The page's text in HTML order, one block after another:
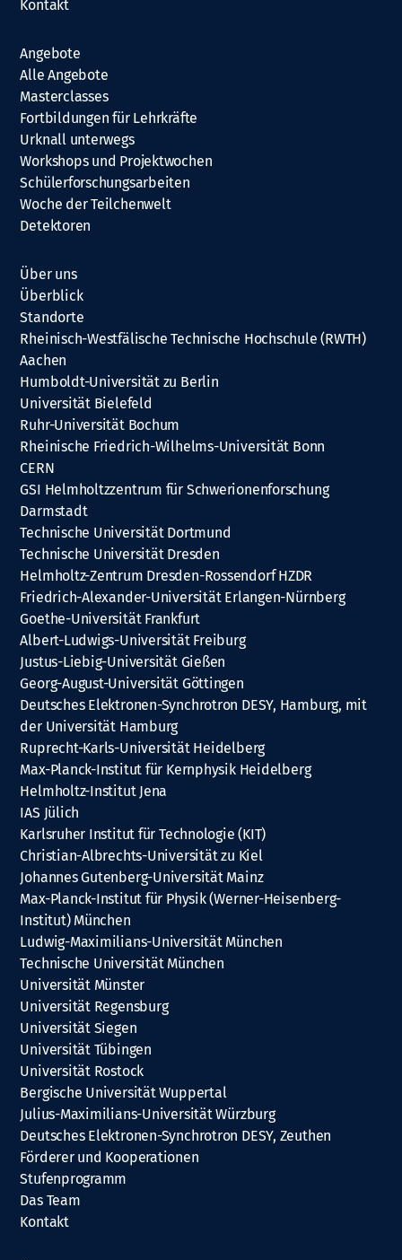
Kontakt
Angebote
Alle Angebote
Masterclasses
Fortbildungen für Lehrkräfte
Urknall unterwegs
Workshops und Projektwochen
Schülerforschungsarbeiten
Woche der Teilchenwelt
Detektoren
Über uns
Überblick
Standorte
Rheinisch-Westfälische Technische Hochschule (RWTH)
Aachen
Humboldt-Universität zu Berlin
Universität Bielefeld
Ruhr-Universität Bochum
Rheinische Friedrich-Wilhelms-Universität Bonn
CERN
GSI Helmholtzzentrum für Schwerionenforschung
Darmstadt
Technische Universität Dortmund
Technische Universität Dresden
Helmholtz-Zentrum Dresden-Rossendorf HZDR
Friedrich-Alexander-Universität Erlangen-Nürnberg
Goethe-Universität Frankfurt
Albert-Ludwigs-Universität Freiburg
Justus-Liebig-Universität Gießen
Georg-August-Universität Göttingen
Deutsches Elektronen-Synchrotron DESY, Hamburg, mit
der Universität Hamburg
Ruprecht-Karls-Universität Heidelberg
Max-Planck-Institut für Kernphysik Heidelberg
Helmholtz-Institut Jena
IAS Jülich
Karlsruher Institut für Technologie (KIT)
Christian-Albrechts-Universität zu Kiel
Johannes Gutenberg-Universität Mainz
Max-Planck-Institut für Physik (Werner-Heisenberg-
Institut) München
Ludwig-Maximilians-Universität München
Technische Universität München
Universität Münster
Universität Regensburg
Universität Siegen
Universität Tübingen
Universität Rostock
Bergische Universität Wuppertal
Julius-Maximilians-Universität Würzburg
Deutsches Elektronen-Synchrotron DESY, Zeuthen
Förderer und Kooperationen
Stufenprogramm
Das Team
Kontakt